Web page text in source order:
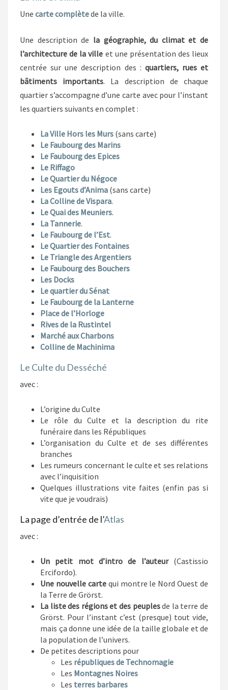
Une carte complètede la ville.
Une description de la géographie, du climat et de
l’architecture de la ville et une présentation des lieux
centrée sur une description des : quartiers, rues et
bâtiments importants. La description de chaque
quartier s’accompagne d’une carte avec pour l’instant
les quartiers suivants en complet :
La Ville Hors les Murs (sans carte)
Le Faubourg des Marins
Le Faubourg des Epices
Le Riffago
Le Quartier du Négoce
Les Egouts d’Anima (sans carte)
La Colline de Vispara.
Le Quai des Meuniers.
La Tannerie.
Le Faubourg de l’Est.
Le Quartier des Fontaines
Le Triangle des Argentiers
Le Faubourg des Bouchers
Les Docks
Le quartier du Sénat
Le Faubourg de la Lanterne
Place de l’Horloge
Rives de la Rustintel
Marché aux Charbons
Colline de Machinima
Le Culte du Desséché
avec :
L’origine du Culte
Le rôle du Culte et la description du rite
funéraire dans les Républiques
L’organisation du Culte et de ses différentes
branches
Les rumeurs concernant le culte et ses relations
avec l’inquisition
Quelques illustrations vite faites (enfin pas si
vite que je voudrais)
La page d’entrée de l’Atlas
avec :
Un petit mot d’intro de l’auteur(Castissio
Ercifordo).
Une nouvelle cartequi montre le Nord Ouest de
la Terre de Grörst.
La liste des régions et des peuplesde la terre de
Grörst. Pour l’instant c’est (presque) tout vide,
mais ça donne une idée de la taille globale et de
la population de l’univers.
De petites descriptions pour
Les républiques de Technomagie
Les Montagnes Noires
Les terres barbares